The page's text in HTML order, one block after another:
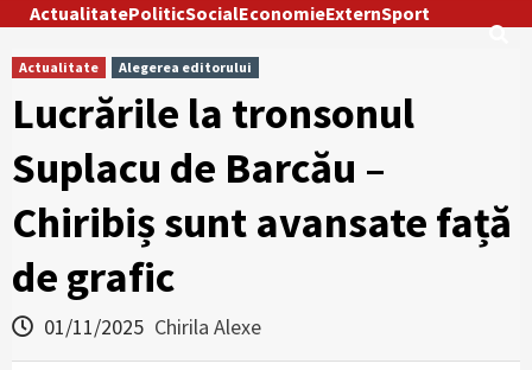
ActualitatePoliticSocialEconomieExternSport
Actualitate Alegerea editorului
Lucrările la tronsonul
Suplacu de Barcău –
Chiribiș sunt avansate față
de grafic
01/11/2025 Chirila Alexe